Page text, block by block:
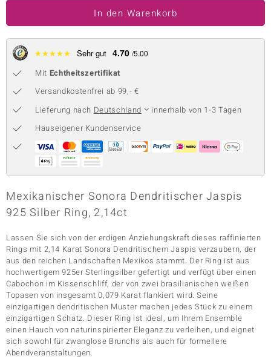
BY DE MELO
Collection
Classics
In den Warenkorb
★★★★★ Sehr gut 4.70 /5.00
Mit Echtheitszertifikat
Versandkostenfrei ab 99,- €
Lieferung nach Deutschland
innerhalb von 1-3 Tagen
Hauseigener Kundenservice
Mexikanischer Sonora Dendritischer Jaspis
925 Silber Ring, 2,14ct
Lassen Sie sich von der erdigen Anziehungskraft dieses raffinierten
Rings mit 2,14 Karat Sonora Dendritischem Jaspis verzaubern, der
aus den reichen Landschaften Mexikos stammt. Der Ring ist aus
hochwertigem 925er Sterlingsilber gefertigt und verfügt über einen
Cabochon im Kissenschliff, der von zwei brasilianischen weißen
Topasen von insgesamt 0,079 Karat flankiert wird. Seine
einzigartigen dendritischen Muster machen jedes Stück zu einem
einzigartigen Schatz. Dieser Ring ist ideal, um Ihrem Ensemble
einen Hauch von naturinspirierter Eleganz zu verleihen, und eignet
sich sowohl für zwanglose Brunchs als auch für formellere
Abendveranstaltungen.